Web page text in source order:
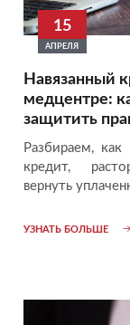
15
АПРЕЛЯ
Навязанный
медцентре:
защитить
Разбираем, как
кредит,
вернуть
УЗНАТЬ БОЛЬШЕ